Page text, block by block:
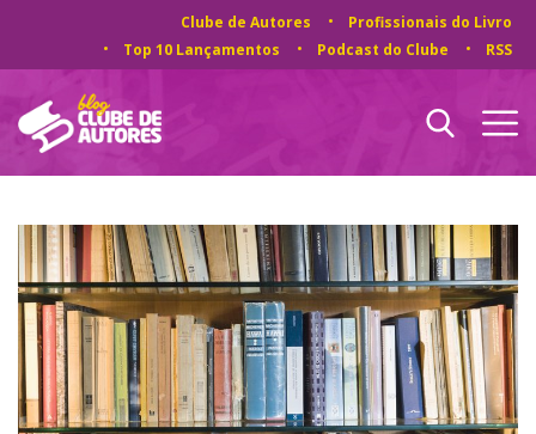
Clube de Autores
Profissionais do Livro
Top 10 Lançamentos
Podcast do Clube RSS